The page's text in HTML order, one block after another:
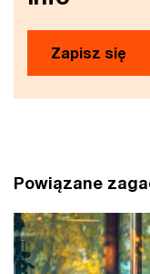
Zapisz się
Powiązane